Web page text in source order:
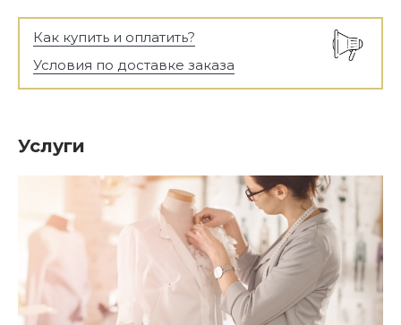
Как купить и оплатить?
Условия по доставке заказа
Услуги